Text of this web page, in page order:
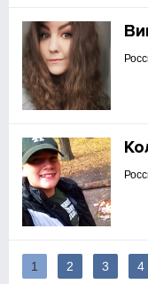
1 2 3 4